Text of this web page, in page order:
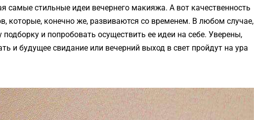
самые стильные идеи вечернего макияжа. А вот качественность
которые, конечно же, развиваются со временем. В любом случае,
и попробовать осуществить ее идеи на себе. Уверены,
и будущее свидание или вечерний выход в свет пройдут на ура